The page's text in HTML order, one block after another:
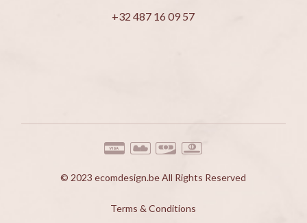
+32 487 16 09 57
© 2023ecomdesign.beAll Rights Reserved
Terms & Conditions